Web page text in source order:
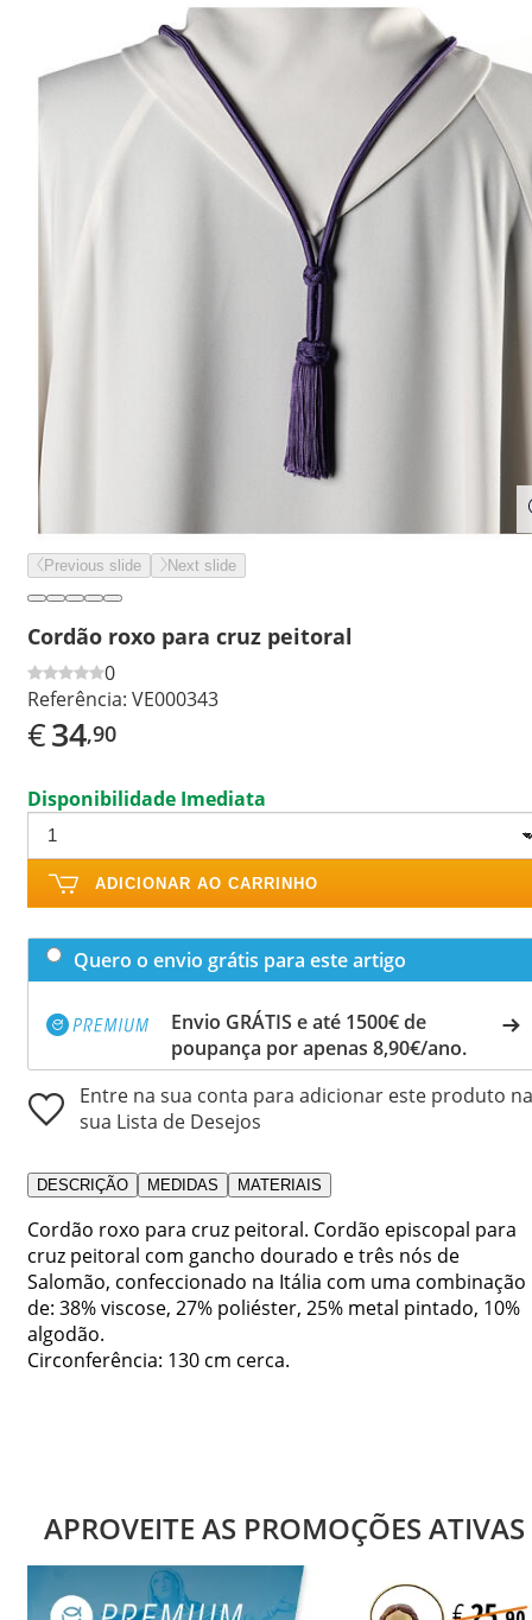
Previous slide Next slide
Cordão roxo para cruz peitoral
0
Referência: VE000343
€34,90
Disponibilidade Imediata
ADICIONAR AO CARRINHO
Quero o envio grátis para este artigo
Envio GRÁTIS e até 1500€ de
poupança por apenas 8,90€/ano.
Entre na sua conta para adicionar este produto na
sua Lista de Desejos
DESCRIÇÃO MEDIDAS MATERIAIS
Cordão roxo para cruz peitoral. Cordão episcopal para
cruz peitoral com gancho dourado e três nós de
Salomão, confeccionado na Itália com uma combinação
de: 38% viscose, 27% poliéster, 25% metal pintado, 10%
algodão.
Circonferência: 130 cm cerca.
APROVEITE AS PROMOÇÕES ATIVAS